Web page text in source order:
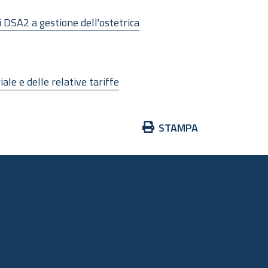
a gestione dell'ostetrica
e delle relative tariffe
Azioni
documento
STAMPA